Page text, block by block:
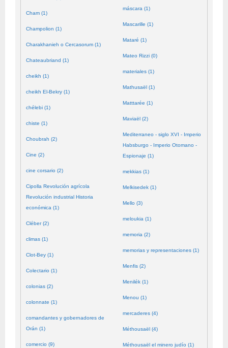
Cham (1)
Champolion (1)
Charakhanieh o Cercasorum (1)
Chateaubriand (1)
cheikh (1)
cheikh El-Bekry (1)
chélebi (1)
chiste (1)
Choubrah (2)
Cine (2)
cine corsario (2)
Cipolla Revolución agrícola
Revolución industrial Historia
económica (1)
Cléber (2)
climas (1)
Clot-Bey (1)
Colectario (1)
colonias (2)
colonnate (1)
comandantes y gobernadores de
Orán (1)
comercio (9)
máscara (1)
Mascarille (1)
Mataré (1)
Mateo Rizzi (0)
materiales (1)
Mathusaël (1)
Matttarée (1)
Maviaël (2)
Mediterraneo - siglo XVI - Imperio
Habsburgo - Imperio Otomano -
Espionaje (1)
mekkias (1)
Melkisedek (1)
Mello (3)
meloukia (1)
memoria (2)
memorias y representaciones (1)
Menfis (2)
Menilék (1)
Menou (1)
mercaderes (4)
Méthousaël (4)
Méthousaël el minero judío (1)